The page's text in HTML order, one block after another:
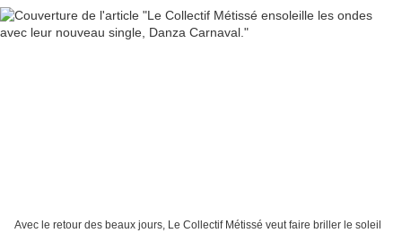
Avec le retour des beaux jours, Le Collectif Métissé veut faire briller le soleil